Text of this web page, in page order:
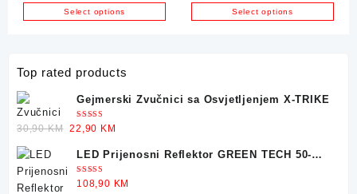
12W
Select options Select options
Top rated products
Gejmerski Zvučnici sa Osvjetljenjem X-TRIKE
Ocjenjeno
5.00 od 5
30,90KM Original
was:
30,90 KM.
22,90 KM
is:
22,90 KM.
LED Prijenosni Reflektor GREEN TECH 50-
25W
Ocjenjeno
5.00od 5
108,90 KM